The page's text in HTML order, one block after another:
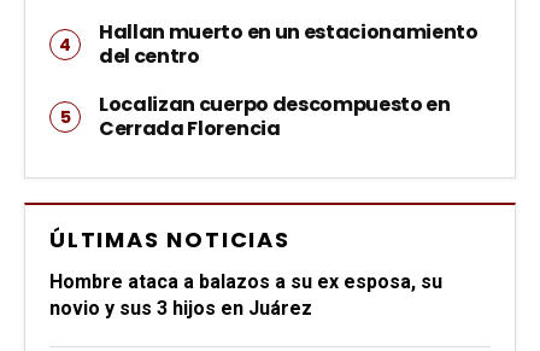
Hallan muerto en un estacionamiento
del centro
Localizan cuerpo descompuesto en
Cerrada Florencia
ÚLTIMAS NOTICIAS
Hombre ataca a balazos a su ex esposa, su
novio y sus 3 hijos en Juárez